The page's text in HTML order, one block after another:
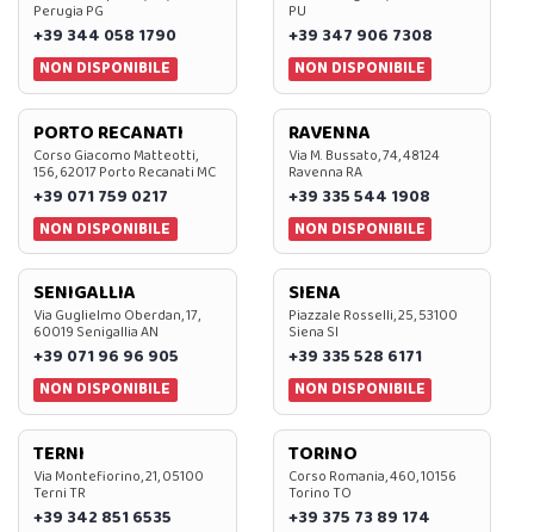
Perugia PG
+39 344 058 1790
NON DISPONIBILE
PU
+39 347 906 7308
NON DISPONIBILE
PORTO RECANATI
Corso Giacomo Matteotti,
156, 62017 Porto Recanati MC
+39 071 759 0217
NON DISPONIBILE
RAVENNA
Via M. Bussato, 74, 48124
Ravenna RA
+39 335 544 1908
NON DISPONIBILE
SENIGALLIA
Via Guglielmo Oberdan, 17,
60019 Senigallia AN
+39 071 96 96 905
NON DISPONIBILE
SIENA
Piazzale Rosselli, 25, 53100
Siena SI
+39 335 528 6171
NON DISPONIBILE
TERNI
Via Montefiorino, 21, 05100
Terni TR
+39 342 851 6535
TORINO
Corso Romania, 460, 10156
Torino TO
+39 375 73 89 174